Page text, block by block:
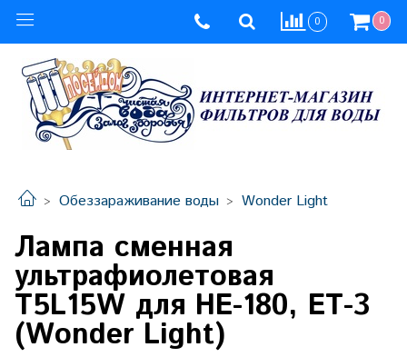
0 0
Обеззараживание воды Wonder Light
Лампа сменная
ультрафиолетовая
T5L15W для НЕ-180, ЕТ-3
(Wonder Light)